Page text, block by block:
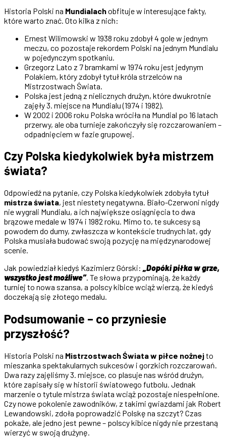
Historia Polski na Mundialachobfituje w interesujące fakty,
które warto znać. Oto kilka z nich:
Ernest Wilimowski w 1938 roku zdobył 4 gole w jednym
meczu, co pozostaje rekordem Polski na jednym Mundialu
w pojedynczym spotkaniu.
Grzegorz Lato z 7 bramkami w 1974 roku jest jedynym
Polakiem, który zdobył tytuł króla strzelców na
Mistrzostwach Świata.
Polska jest jedną z nielicznych drużyn, które dwukrotnie
zajęły 3. miejsce na Mundialu (1974 i 1982).
W 2002 i 2006 roku Polska wróciła na Mundial po 16 latach
przerwy, ale oba turnieje zakończyły się rozczarowaniem –
odpadnięciem w fazie grupowej.
Czy Polska kiedykolwiek była mistrzem
świata?
Odpowiedź na pytanie, czy Polska kiedykolwiek zdobyła tytuł
mistrza świata, jest niestety negatywna. Biało-Czerwoni nigdy
nie wygrali Mundialu, a ich największe osiągnięcia to dwa
brązowe medale w 1974 i 1982 roku. Mimo to, te sukcesy są
powodem do dumy, zwłaszcza w kontekście trudnych lat, gdy
Polska musiała budować swoją pozycję na międzynarodowej
scenie.
Jak powiedział kiedyś Kazimierz Górski: „Dopóki piłka w grze,
wszystko jest możliwe”. Te słowa przypominają, że każdy
turniej to nowa szansa, a polscy kibice wciąż wierzą, że kiedyś
doczekają się złotego medalu.
Podsumowanie – co przyniesie
przyszłość?
Historia Polski na Mistrzostwach Świata w piłce nożnejto
mieszanka spektakularnych sukcesów i gorzkich rozczarowań.
Dwa razy zajęliśmy 3. miejsce, co plasuje nas wśród drużyn,
które zapisały się w historii światowego futbolu. Jednak
marzenie o tytule mistrza świata wciąż pozostaje niespełnione.
Czy nowe pokolenie zawodników, z takimi gwiazdami jak Robert
Lewandowski, zdoła poprowadzić Polskę na szczyt? Czas
pokaże, ale jedno jest pewne – polscy kibice nigdy nie przestaną
wierzyć w swoją drużynę.